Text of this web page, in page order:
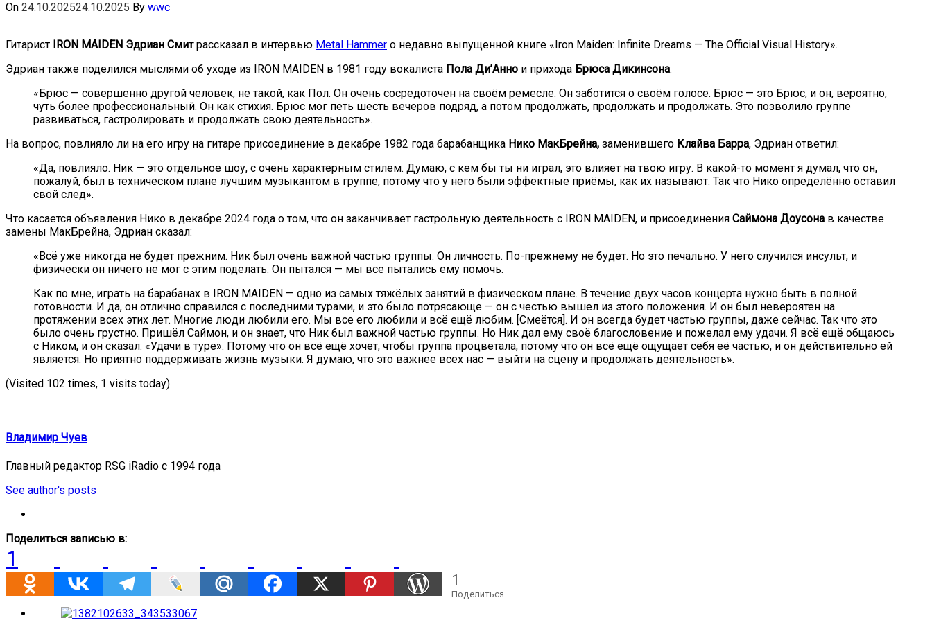
On 24.10.202524.10.2025 By wwc
Гитарист IRON MAIDEN Эдриан Смитрассказал в интервью Metal Hammer о недавно выпущенной книге «Iron Maiden: Infinite Dreams — The Official Visual History».
Эдриан также поделился мыслями об уходе из IRON MAIDEN в 1981 году вокалиста Пола Ди’Анно и прихода Брюса Дикинсона:
«Брюс — совершенно другой человек, не такой, как Пол. Он очень сосредоточен на своём ремесле. Он заботится о своём голосе. Брюс — это Брюс, и он, вероятно,
чуть более профессиональный. Он как стихия. Брюс мог петь шесть вечеров подряд, а потом продолжать, продолжать и продолжать. Это позволило группе
развиваться, гастролировать и продолжать свою деятельность».
На вопрос, повлияло ли на его игру на гитаре присоединение в декабре 1982 года барабанщика Нико МакБрейна, заменившего Клайва Барра, Эдриан ответил:
«Да, повлияло. Ник — это отдельное шоу, с очень характерным стилем. Думаю, с кем бы ты ни играл, это влияет на твою игру. В какой-то момент я думал, что он,
пожалуй, был в техническом плане лучшим музыкантом в группе, потому что у него были эффектные приёмы, как их называют. Так что Нико определённо оставил
свой след».
Что касается объявления Нико в декабре 2024 года о том, что он заканчивает гастрольную деятельность с IRON MAIDEN, и присоединения Саймона Доусона в качестве
замены МакБрейна, Эдриан сказал:
«Всё уже никогда не будет прежним. Ник был очень важной частью группы. Он личность. По-прежнему не будет. Но это печально. У него случился инсульт, и
физически он ничего не мог с этим поделать. Он пытался — мы все пытались ему помочь.
Как по мне, играть на барабанах в IRON MAIDEN — одно из самых тяжёлых занятий в физическом плане. В течение двух часов концерта нужно быть в полной
готовности. И да, он отлично справился с последними турами, и это было потрясающе — он с честью вышел из этого положения. И он был невероятен на
протяжении всех этих лет. Многие люди любили его. Мы все его любили и всё ещё любим. [Смеётся]. И он всегда будет частью группы, даже сейчас. Так что это
было очень грустно. Пришёл Саймон, и он знает, что Ник был важной частью группы. Но Ник дал ему своё благословение и пожелал ему удачи. Я всё ещё общаюсь
с Ником, и он сказал: «Удачи в туре». Потому что он всё ещё хочет, чтобы группа процветала, потому что он всё ещё ощущает себя её частью, и он действительно ей
является. Но приятно поддерживать жизнь музыки. Я думаю, что это важнее всех нас — выйти на сцену и продолжать деятельность».
(Visited 102 times, 1 visits today)
Владимир Чуев
Главный редактор RSG iRadio с 1994 года
See author's posts
Поделиться записью в:
1
1
Поделиться